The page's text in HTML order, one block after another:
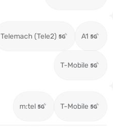
Telemach (Tele2) A1
T-Mobile
m:tel T-Mobile